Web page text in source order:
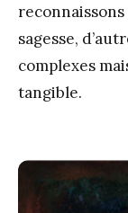
reconnaissons
sagesse,
complexes
tangible.